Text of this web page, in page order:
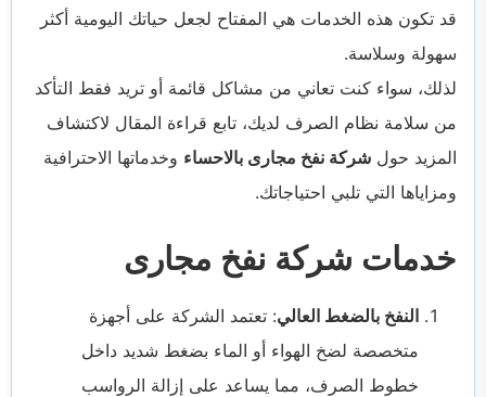
قد تكون هذه الخدمات هي المفتاح لجعل حياتك اليومية أكثر
سهولة وسلاسة.
لذلك، سواء كنت تعاني من مشاكل قائمة أو تريد فقط التأكد
من سلامة نظام الصرف لديك، تابع قراءة المقال لاكتشاف
المزيد حول شركة نفخ مجارى بالاحساء وخدماتها الاحترافية
ومزاياها التي تلبي احتياجاتك.
خدمات شركة نفخ مجارى
النفخ بالضغط العالي: تعتمد الشركة على أجهزة
متخصصة لضخ الهواء أو الماء بضغط شديد داخل
خطوط الصرف، مما يساعد على إزالة الرواسب